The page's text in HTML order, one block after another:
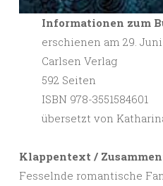
Informationen zum
erschienen am 29. Juni
Carlsen Verlag
592 Seiten
ISBN 978-3551584601
übersetzt von
Klappentext /
Fesselnde romantische